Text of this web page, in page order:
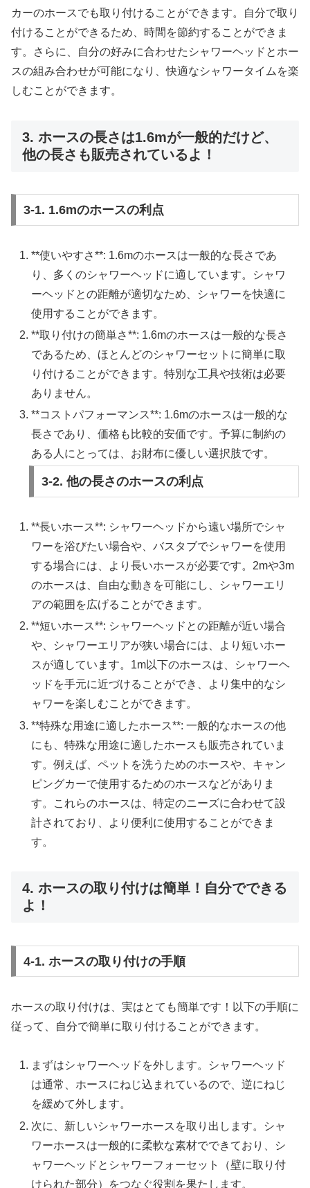
カーのホースでも取り付けることができます。自分で取り
付けることができるため、時間を節約することができま
す。さらに、自分の好みに合わせたシャワーヘッドとホー
スの組み合わせが可能になり、快適なシャワータイムを楽
しむことができます。
3. ホースの長さは1.6mが一般的だけど、
他の長さも販売されているよ！
3-1. 1.6mのホースの利点
**使いやすさ**: 1.6mのホースは一般的な長さであ
り、多くのシャワーヘッドに適しています。シャワ
ーヘッドとの距離が適切なため、シャワーを快適に
使用することができます。
**取り付けの簡単さ**: 1.6mのホースは一般的な長さ
であるため、ほとんどのシャワーセットに簡単に取
り付けることができます。特別な工具や技術は必要
ありません。
**コストパフォーマンス**: 1.6mのホースは一般的な
長さであり、価格も比較的安価です。予算に制約の
ある人にとっては、お財布に優しい選択肢です。
3-2. 他の長さのホースの利点
**長いホース**: シャワーヘッドから遠い場所でシャ
ワーを浴びたい場合や、バスタブでシャワーを使用
する場合には、より長いホースが必要です。2mや3m
のホースは、自由な動きを可能にし、シャワーエリ
アの範囲を広げることができます。
**短いホース**: シャワーヘッドとの距離が近い場合
や、シャワーエリアが狭い場合には、より短いホー
スが適しています。1m以下のホースは、シャワーヘ
ッドを手元に近づけることができ、より集中的なシ
ャワーを楽しむことができます。
**特殊な用途に適したホース**: 一般的なホースの他
にも、特殊な用途に適したホースも販売されていま
す。例えば、ペットを洗うためのホースや、キャン
ピングカーで使用するためのホースなどがありま
す。これらのホースは、特定のニーズに合わせて設
計されており、より便利に使用することができま
す。
4. ホースの取り付けは簡単！自分でできる
よ！
4-1. ホースの取り付けの手順
ホースの取り付けは、実はとても簡単です！以下の手順に
従って、自分で簡単に取り付けることができます。
まずはシャワーヘッドを外します。シャワーヘッド
は通常、ホースにねじ込まれているので、逆にねじ
を緩めて外します。
次に、新しいシャワーホースを取り出します。シャ
ワーホースは一般的に柔軟な素材でできており、シ
ャワーヘッドとシャワーフォーセット（壁に取り付
けられた部分）をつなぐ役割を果たします。